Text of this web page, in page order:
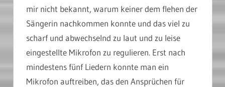
mir nicht bekannt, warum keiner dem flehen der
Sängerin nachkommen konnte und das viel zu
scharf und abwechselnd zu laut und zu leise
eingestellte Mikrofon zu regulieren. Erst nach
mindestens fünf Liedern konnte man ein
Mikrofon auftreiben, das den Ansprüchen für